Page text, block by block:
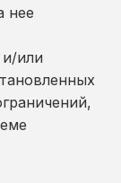
нее
или